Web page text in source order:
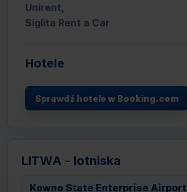
Unirent,
Siglita Rent a Car
Hotele
Sprawdź hotele w Booking.com
LITWA - lotniska
Kowno State Enterprise Airport